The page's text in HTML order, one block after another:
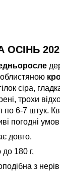
облистяною
сіра,
трохи
по 6-7 штук.
погодні
довго.
180 г,
з